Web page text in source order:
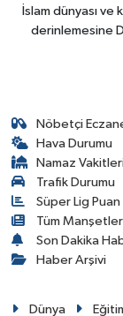
İslam dünyası
derinlemesine
Nöbetçi
Hava Durumu
Namaz
Trafik Durumu
Süper Lig
Tüm Manşetler
Son Dakika
Haber Arşivi
Dünya